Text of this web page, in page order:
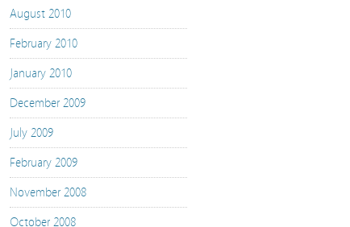
August 2010
February 2010
January 2010
December 2009
July 2009
February 2009
November 2008
October 2008